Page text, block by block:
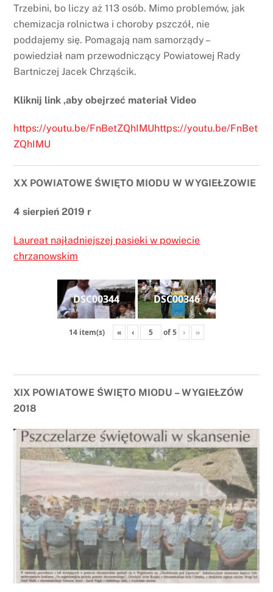
Trzebini, bo liczy aż 113 osób. Mimo problemów, jak
chemizacja rolnictwa i choroby pszczół, nie
poddajemy się. Pomagają nam samorządy –
powiedział nam przewodniczący Powiatowej Rady
Bartniczej Jacek Chrząścik.
Kliknij link ,aby obejrzeć materiał Video
https://youtu.be/FnBetZQhIMUhttps://youtu.be/FnBet
ZQhIMU
XX POWIATOWE ŚWIĘTO MIODU W WYGIEŁZOWIE
4 sierpień 2019 r
Laureat najładniejszej pasieki w powiecie
chrzanowskim
DSC00344 DSC00346
14 item(s) « ‹ of5 › »
XIX POWIATOWE ŚWIĘTO MIODU – WYGIEŁZÓW
2018